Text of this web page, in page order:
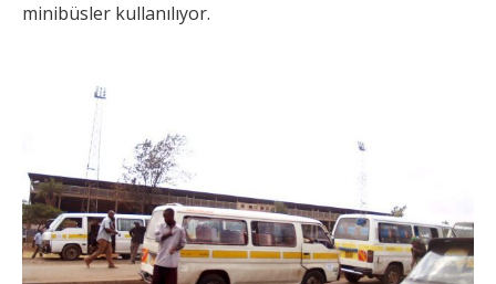
minibüsler kullanılıyor.